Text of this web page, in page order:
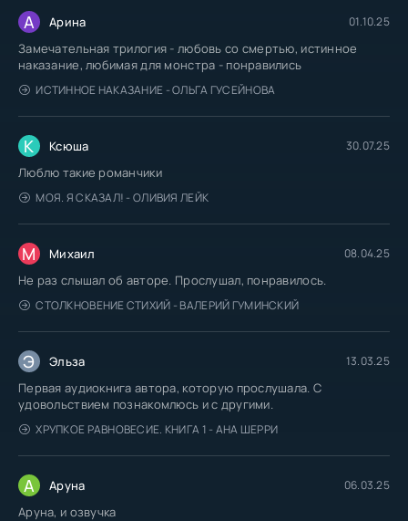
А Арина 01.10.25
Замечательная трилогия - любовь со смертью, истинное
наказание, любимая для монстра - понравились
ИСТИННОЕ НАКАЗАНИЕ - ОЛЬГА ГУСЕЙНОВА
К Ксюша 30.07.25
Люблю такие романчики
МОЯ. Я СКАЗАЛ! - ОЛИВИЯ ЛЕЙК
М Михаил 08.04.25
Не раз слышал об авторе. Прослушал, понравилось.
СТОЛКНОВЕНИЕ СТИХИЙ - ВАЛЕРИЙ ГУМИНСКИЙ
Э Эльза 13.03.25
Первая аудиокнига автора, которую прослушала. С
удовольствием познакомлюсь и с другими.
ХРУПКОЕ РАВНОВЕСИЕ. КНИГА 1 - АНА ШЕРРИ
А Аруна 06.03.25
Аруна, и озвучка